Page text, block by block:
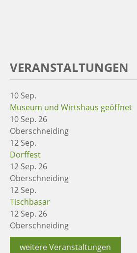
VERANSTALTUNGEN
10 Sep.
Museum und Wirtshaus geöffnet
10 Sep. 26
Oberschneiding
12 Sep.
Dorffest
12 Sep. 26
Oberschneiding
12 Sep.
Tischbasar
12 Sep. 26
Oberschneiding
weitere Veranstaltungen